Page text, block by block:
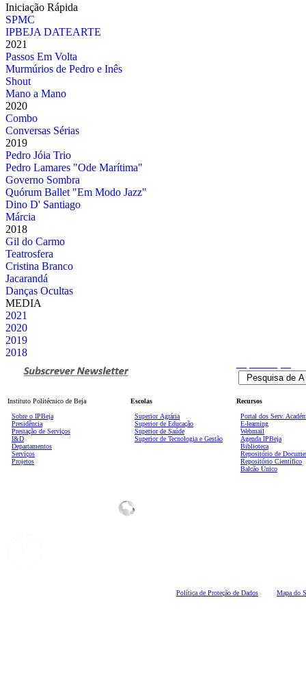
Iniciação Rápida
SPMC
IPBEJA DATEARTE
2021
Passos Em Volta
Murmúrios de Pedro e Inês
Shout
Mano a Mano
2020
Combo
Conversas Sérias
2019
Pedro Jóia Trio
Pedro Lamares "Ode Marítima"
Governo Sombra
Quórum Ballet "Em Modo Jazz"
Dino D' Santiago
Márcia
2018
Gil do Carmo
Teatrosfera
Cristina Branco
Jacarandá
Danças Ocultas
MEDIA
2021
2020
2019
2018
Instituto Politécnico de Beja
Sobre o IPBeja
Presidência
Prestação de Serviços
I&D
Departamentos
Serviços
Projetos
Escolas
Superior Agrária
Superior de Educação
Superior de Saúde
Superior de Tecnologia e Gestão
Recursos
Portal dos Serv.
E-learning
Webmail
Agenda IPBeja
Biblioteca
Repositório de
Repositório Científico
Balcão Único
Política de Proteção de Dados Mapa do